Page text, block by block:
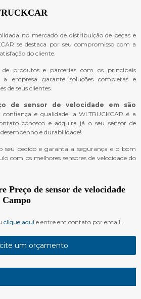
no mercado de distribuição de peças e
se destaca por seu compromisso com a
do cliente.
produtos e parcerias com os principais
a empresa garante soluções completas e
de seus clientes.
de sensor de velocidade em são
confiança e qualidade, a WLTRUCKCAR é a
conosco e adquira já o seu sensor de
e durabilidade!
seu pedido e garanta a segurança e o bom
com os melhores sensores de velocidade do
Preço de sensor de velocidade
Campo
clique aqui e entre em contato por email.
um orçamento